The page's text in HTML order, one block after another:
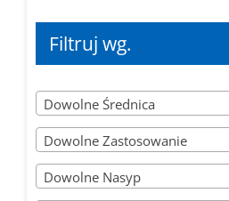
Filtruj wg.
Dowolne Średnica
Dowolne Zastosowanie
Dowolne Nasyp